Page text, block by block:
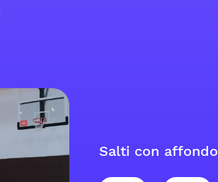
Salti con affondo